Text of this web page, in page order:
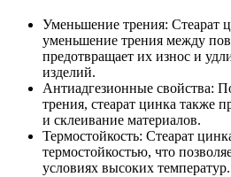
Уменьшение трения: Стеарат
уменьшение трения между
предотвращает их износ и
изделий.
Антиадгезионные свойства:
трения, стеарат цинка также
и склеивание материалов.
Термостойкость: Стеарат
термостойкостью, что
условиях высоких температур.